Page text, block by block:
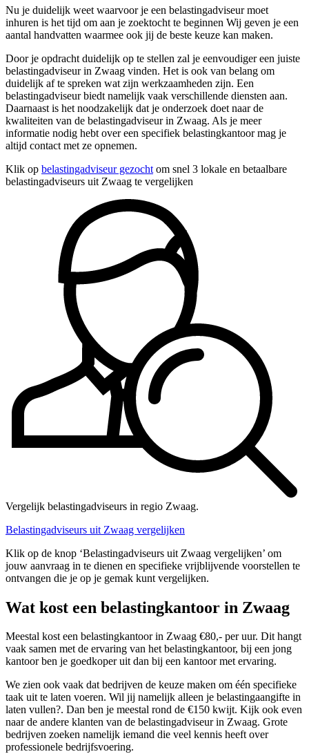
Nu je duidelijk weet waarvoor je een belastingadviseur moet
inhuren is het tijd om aan je zoektocht te beginnen Wij geven je een
aantal handvatten waarmee ook jij de beste keuze kan maken.
Door je opdracht duidelijk op te stellen zal je eenvoudiger een juiste
belastingadviseur in Zwaag vinden. Het is ook van belang om
duidelijk af te spreken wat zijn werkzaamheden zijn. Een
belastingadviseur biedt namelijk vaak verschillende diensten aan.
Daarnaast is het noodzakelijk dat je onderzoek doet naar de
kwaliteiten van de belastingadviseur in Zwaag. Als je meer
informatie nodig hebt over een specifiek belastingkantoor mag je
altijd contact met ze opnemen.
Klik op belastingadviseur gezocht om snel 3 lokale en betaalbare
belastingadviseurs uit Zwaag te vergelijken
Vergelijk belastingadviseurs in regio Zwaag.
Belastingadviseurs uit Zwaag vergelijken
Klik op de knop ‘Belastingadviseurs uit Zwaag vergelijken’ om
jouw aanvraag in te dienen en specifieke vrijblijvende voorstellen te
ontvangen die je op je gemak kunt vergelijken.
Wat kost een belastingkantoor in Zwaag
Meestal kost een belastingkantoor in Zwaag €80,- per uur. Dit hangt
vaak samen met de ervaring van het belastingkantoor, bij een jong
kantoor ben je goedkoper uit dan bij een kantoor met ervaring.
We zien ook vaak dat bedrijven de keuze maken om één specifieke
taak uit te laten voeren. Wil jij namelijk alleen je belastingaangifte in
laten vullen?. Dan ben je meestal rond de €150 kwijt. Kijk ook even
naar de andere klanten van de belastingadviseur in Zwaag. Grote
bedrijven zoeken namelijk iemand die veel kennis heeft over
professionele bedrijfsvoering.